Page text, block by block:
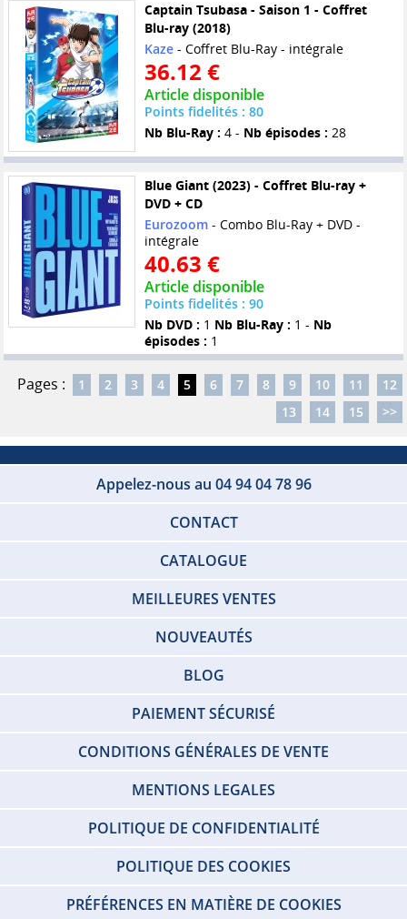
Captain Tsubasa - Saison 1 - Coffret
Blu-ray (2018)
Kaze- Coffret Blu-Ray - intégrale
36.12 €
Article disponible
Points fidelités : 80
Nb Blu-Ray : 4 - Nb épisodes : 28
Blue Giant (2023) - Coffret Blu-ray +
DVD + CD
Eurozoom- Combo Blu-Ray + DVD -
intégrale
40.63 €
Article disponible
Points fidelités : 90
Nb DVD : 1 Nb Blu-Ray : 1 - Nb
épisodes : 1
Pages : 1 2 3 4 5 6 7 8 9 10 11
12
13
14 15 >>
Appelez-nous au 04 94 04 78 96
CONTACT
CATALOGUE
MEILLEURES VENTES
NOUVEAUTÉS
BLOG
PAIEMENT SÉCURISÉ
CONDITIONS GÉNÉRALES DE VENTE
MENTIONS LEGALES
POLITIQUE DE CONFIDENTIALITÉ
POLITIQUE DES COOKIES
PRÉFÉRENCES EN MATIÈRE DE COOKIES